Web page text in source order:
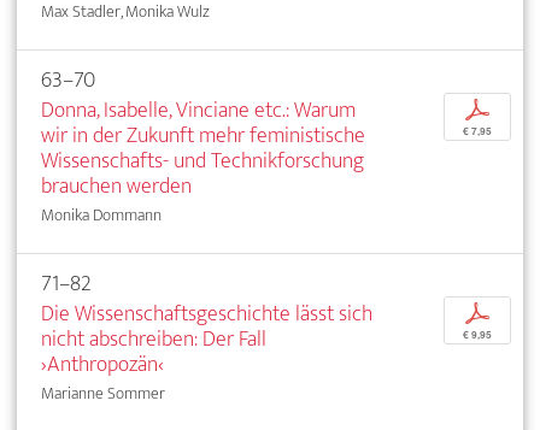
Max Stadler, Monika Wulz
63–70
Donna, Isabelle, Vinciane etc.: Warum
wir in der Zukunft mehr feministische
Wissenschafts- und Technikforschung
brauchen werden
Monika Dommann
p
€ 7,95
71–82
Die Wissenschaftsgeschichte lässt sich
nicht abschreiben: Der Fall
›Anthropozän‹
Marianne Sommer
p
€ 9,95